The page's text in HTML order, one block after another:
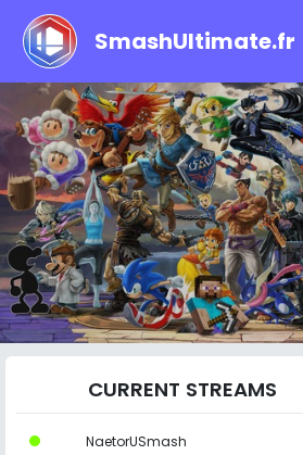
SmashUltimate.fr
CURRENT STREAMS
NaetorUSmash